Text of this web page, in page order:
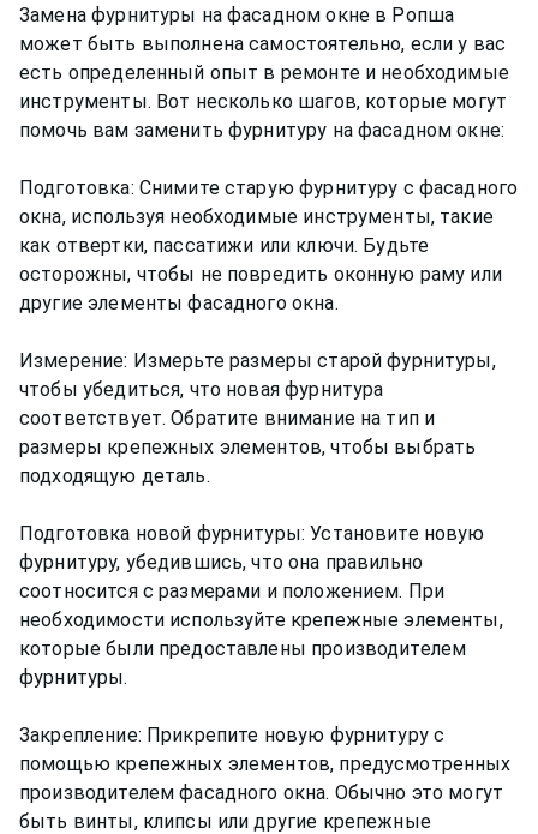
Замена фурнитуры на фасадном окне в Ропша
может быть выполнена самостоятельно, если у вас
есть определенный опыт в ремонте и необходимые
инструменты. Вот несколько шагов, которые могут
помочь вам заменить фурнитуру на фасадном окне:
Подготовка: Снимите старую фурнитуру с фасадного
окна, используя необходимые инструменты, такие
как отвертки, пассатижи или ключи. Будьте
осторожны, чтобы не повредить оконную раму или
другие элементы фасадного окна.
Измерение: Измерьте размеры старой фурнитуры,
чтобы убедиться, что новая фурнитура
соответствует. Обратите внимание на тип и
размеры крепежных элементов, чтобы выбрать
подходящую деталь.
Подготовка новой фурнитуры: Установите новую
фурнитуру, убедившись, что она правильно
соотносится с размерами и положением. При
необходимости используйте крепежные элементы,
которые были предоставлены производителем
фурнитуры.
Закрепление: Прикрепите новую фурнитуру с
помощью крепежных элементов, предусмотренных
производителем фасадного окна. Обычно это могут
быть винты, клипсы или другие крепежные